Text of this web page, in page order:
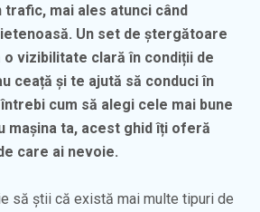
trafic, mai ales atunci când
Un set de ștergătoare
vizibilitate clară în condiții de
ceață și te ajută să conduci în
cum să alegi cele mai bune
mașina ta, acest ghid îți oferă
care ai nevoie.
să știi că există mai multe tipuri de